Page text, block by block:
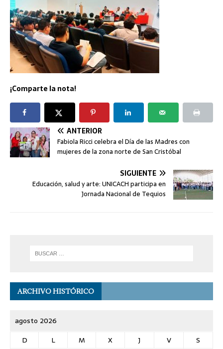
¡Comparte la nota!
ANTERIOR
Fabiola Ricci celebra el Día de las Madres con
mujeres de la zona norte de San Cristóbal
SIGUIENTE
Educación, salud y arte: UNICACH participa en
Jornada Nacional de Tequios
ARCHIVO HISTÓRICO
agosto 2026
D
L M X J V
S